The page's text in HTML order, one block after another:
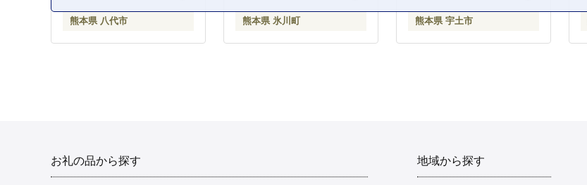
熊本県 八代市 熊本県 氷川町 熊本県 宇土市
お礼の品から探す 地域から探す